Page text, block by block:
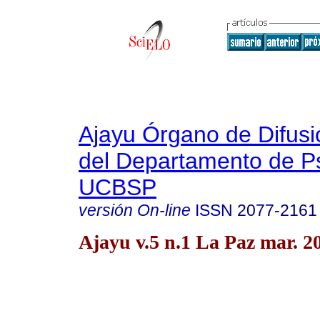
Ajayu Órgano de
del Departamento de
UCBSP
versión On-line ISSN 2077-2161
Ajayu v.5 n.1 La Paz mar.